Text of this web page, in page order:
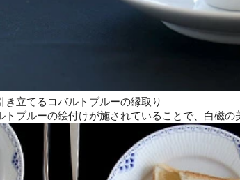
立てるコバルトブルーの縁取り
トブルーの絵付けが施されていることで、白磁の